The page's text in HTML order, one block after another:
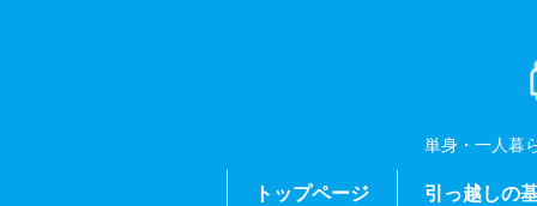
単身・一人暮
トップページ 引っ越しの